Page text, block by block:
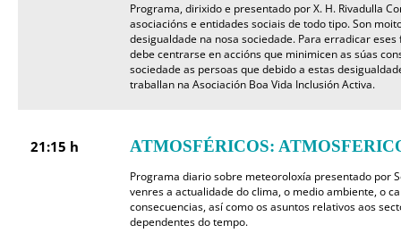
Programa, dirixido e presentado por X. H. Rivadulla
asociacións e entidades sociais de todo tipo. Son
desigualdade na nosa sociedade. Para erradicar
debe centrarse en accións que minimicen as súas
sociedade as persoas que debido a estas
traballan na Asociación Boa Vida Inclusión Activa.
21:15 h ATMOSFÉRICOS:
Programa diario sobre meteoroloxía presentado por
venres a actualidade do clima, o medio ambiente, o
consecuencias, así como os asuntos relativos aos
dependentes do tempo.